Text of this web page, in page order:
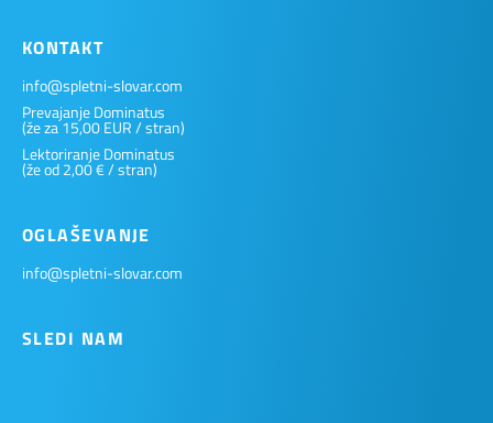
KONTAKT
info@spletni-slovar.com
Prevajanje Dominatus
(že za 15,00 EUR / stran)
Lektoriranje Dominatus
(že od 2,00 € / stran)
OGLAŠEVANJE
info@spletni-slovar.com
SLEDI NAM